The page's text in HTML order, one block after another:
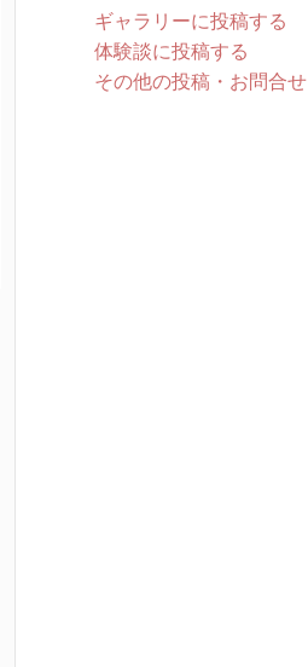
ギャラリーに投稿する
体験談に投稿する
その他の投稿・お問合せ